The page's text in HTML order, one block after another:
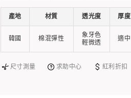
產地 材質 透光度 厚度
韓國 棉混彈性
象牙色
輕微透
適中
尺寸測量 求助中心 紅利折扣